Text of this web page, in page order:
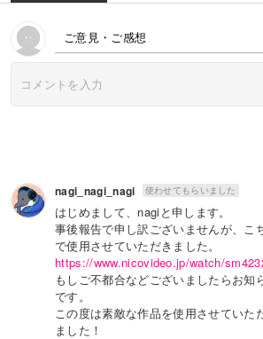
ご意見・ご感想
nagi_nagi_nagi 使わせてもらいました
はじめまして、nagiと申します。
事後報告で申し訳ございませんが、こ
で使用させていただきました。
https://www.nicovideo.jp/watch/
もしご不都合などございましたらお知
です。
この度は素敵な作品を使用させていた
ました！